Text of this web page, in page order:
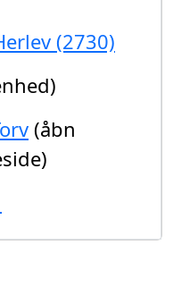
(2730)
(åbn